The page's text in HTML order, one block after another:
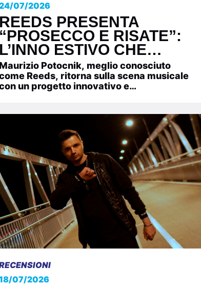
07/2026
REEDS PRESENTA
“PROSECCO E RISATE”:
L’INNO ESTIVO CHE
CELEBRA L’AMORE TRA
MARE E MUSICA.
Maurizio Potocnik, meglio conosciuto
Reeds, ritorna sulla scena musicale
un progetto innovativo e
07/2026